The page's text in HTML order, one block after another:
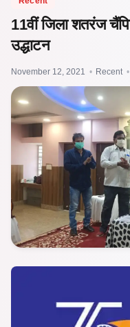
11वीं जिला शतरंज
उद्धाटन
November 12, 2021 • Recent •